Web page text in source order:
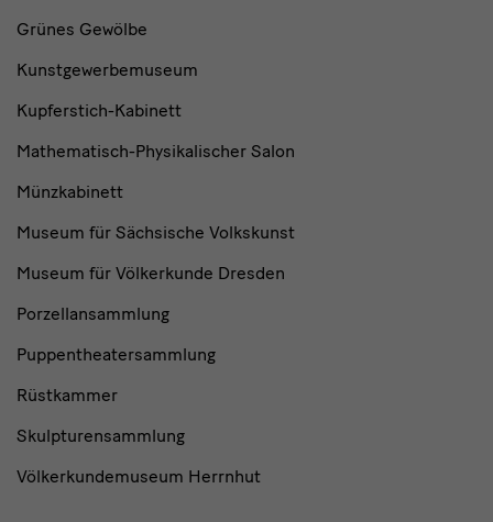
Grünes Gewölbe
Kunstgewerbemuseum
Kupferstich-Kabinett
Mathematisch-Physikalischer Salon
Münzkabinett
Museum für Sächsische Volkskunst
Museum für Völkerkunde Dresden
Porzellansammlung
Puppentheatersammlung
Rüstkammer
Skulpturensammlung
Völkerkundemuseum Herrnhut